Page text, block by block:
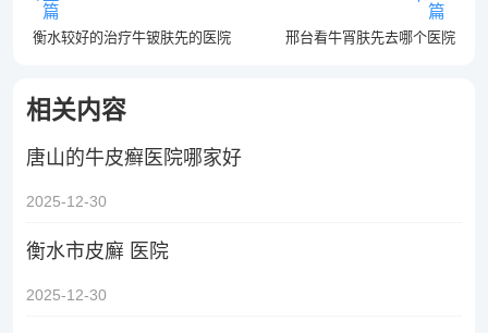
篇
衡水较好的治疗牛铍肤先的医院
篇
邢台看牛宵肤先去哪个医院
相关内容
唐山的牛皮癣医院哪家好
2025-12-30
衡水市皮廯 医院
2025-12-30